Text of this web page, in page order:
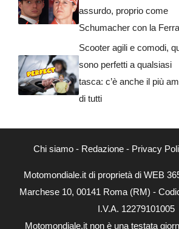
assurdo, proprio come
Schumacher con la
Scooter agili e comodi,
sono perfetti a qualsiasi
tasca: c’è anche il più
di tutti
Chi siamo- Redazione- Privacy
Motomondiale.it di proprietà di WEB
Marchese 10, 00141 Roma (RM) -
I.V.A. 12279101005
Motomondiale.it non è una testata